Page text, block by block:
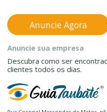
Anuncie sua empresa
Descubra como ser
clientes todos os dias.
Anuncie Agora